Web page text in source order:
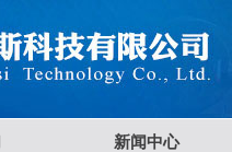
新闻中心